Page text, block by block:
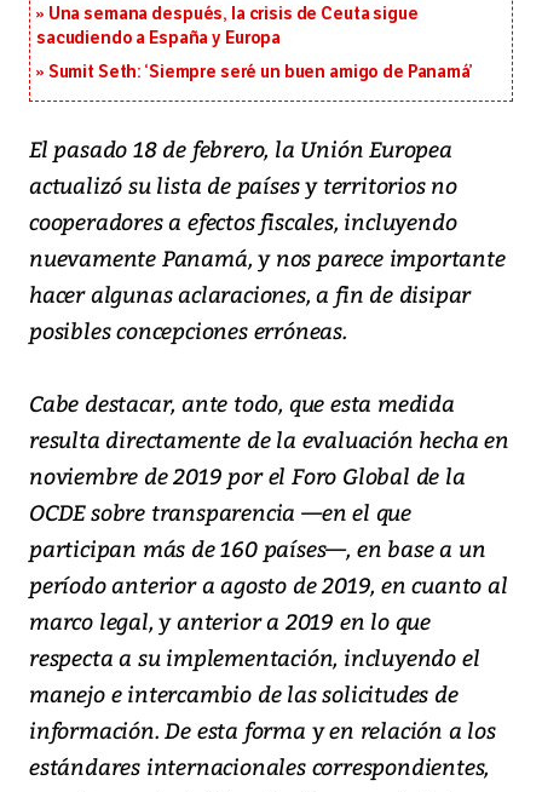
Una semana después, la crisis de Ceuta sigue
sacudiendo a España y Europa
Sumit Seth: ‘Siempre seré un buen amigo de Panamá’
El pasado 18 de febrero, la Unión Europea
actualizó su lista de países y territorios no
cooperadores a efectos fiscales, incluyendo
nuevamente Panamá, y nos parece importante
hacer algunas aclaraciones, a fin de disipar
posibles concepciones erróneas.
Cabe destacar, ante todo, que esta medida
resulta directamente de la evaluación hecha en
noviembre de 2019 por el Foro Global de la
OCDE sobre transparencia —en el que
participan más de 160 países—, en base a un
período anterior a agosto de 2019, en cuanto al
marco legal, y anterior a 2019 en lo que
respecta a su implementación, incluyendo el
manejo e intercambio de las solicitudes de
información. De esta forma y en relación a los
estándares internacionales correspondientes,